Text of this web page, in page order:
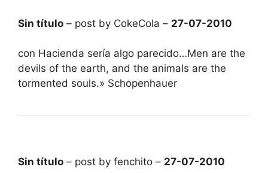
Sin título – post by CokeCola – 27-07-2010
con Hacienda sería algo parecido…Men are the
devils of the earth, and the animals are the
tormented souls.» Schopenhauer
Sin título – post by fenchito – 27-07-2010